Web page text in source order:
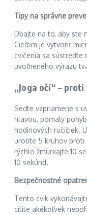
Tipy na správne
Dbajte na to, aby ste
Cieľom je vytvoriť
cvičenia sa sústreďte
uvoľneného výrazu
„Joga očí“ –
Seďte vzpriamene s
hlavou, pomaly
hodinových ručičiek.
urobte 5 kruhov proti
rýchlo žmurkajte 10
10 sekúnd.
Bezpečnostné
Tento cvik
cítite akékoľvek